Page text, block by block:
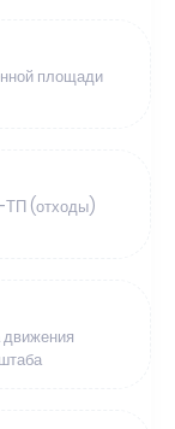
площади
ТП (отходы)